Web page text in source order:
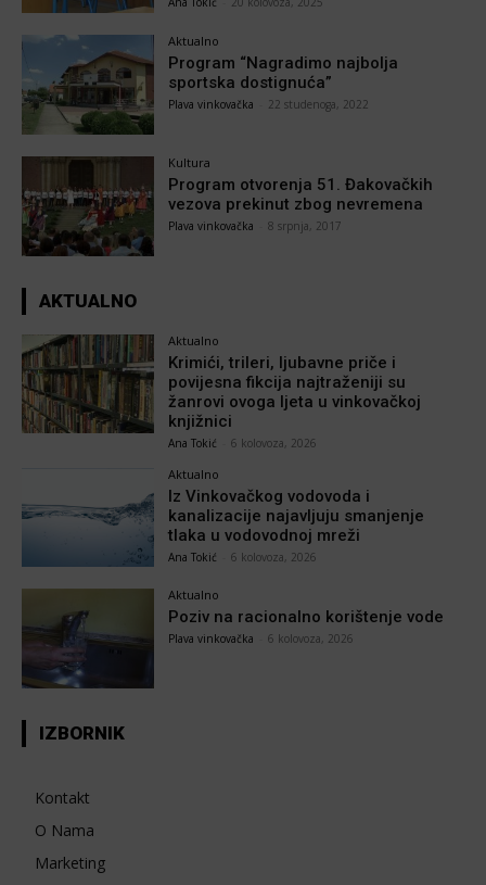
Aktualno
Program “Nagradimo najbolja
sportska dostignuća”
Plava vinkovačka 22 studenoga, 2022
Kultura
Program otvorenja 51. Đakovačkih
vezova prekinut zbog nevremena
Plava vinkovačka 8 srpnja, 2017
AKTUALNO
Aktualno
Krimići, trileri, ljubavne priče i
povijesna fikcija najtraženiji su
žanrovi ovoga ljeta u vinkovačkoj
knjižnici
Ana Tokić 6 kolovoza, 2026
Aktualno
Iz Vinkovačkog vodovoda i
kanalizacije najavljuju smanjenje
tlaka u vodovodnoj mreži
Ana Tokić 6 kolovoza, 2026
Aktualno
Poziv na racionalno korištenje vode
Plava vinkovačka 6 kolovoza, 2026
IZBORNIK
Kontakt
O Nama
Marketing